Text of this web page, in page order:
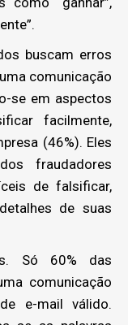
buscam erros
comunicação
se em aspectos
facilmente,
(46%). Eles
fraudadores
de falsificar,
de suas
Só 60% das
comunicação
e-mail válido.